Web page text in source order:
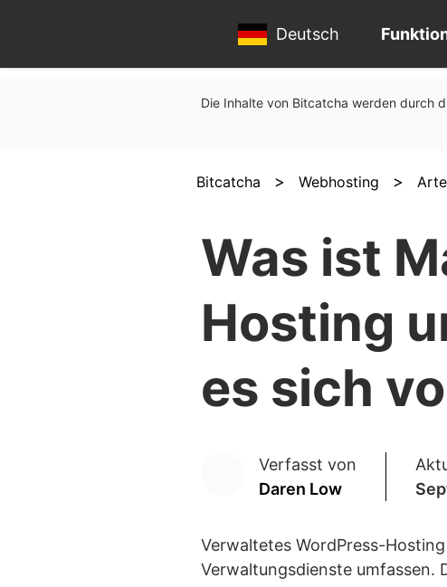
Deutsch
Die Inhalte von Bitcatcha werden durch
Bitcatcha > Webhosting >
Was ist
Hosting
es sich
Verfasst von
Daren Low
Verwaltetes WordPress-
Verwaltungsdienste umfassen.